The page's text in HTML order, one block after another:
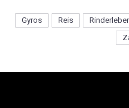
Gyros Reis Rinderleber